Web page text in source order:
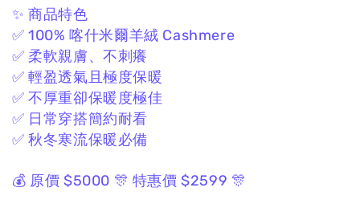
✨ 商品特色
✅ 100% 喀什米爾羊絨 Cashmere
✅ 柔軟親膚、不刺癢
✅ 輕盈透氣且極度保暖
✅ 不厚重卻保暖度極佳
✅ 日常穿搭簡約耐看
✅ 秋冬寒流保暖必備
💰 原價 $5000 🎊 特惠價 $2599 🎊